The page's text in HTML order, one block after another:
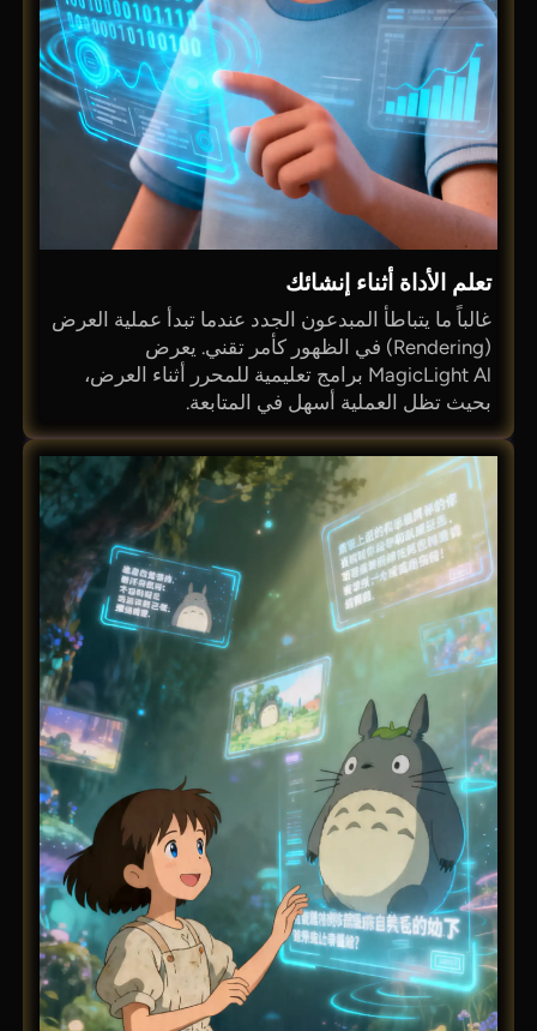
تعلم الأداة أثناء إنشائك
غالباً ما يتباطأ المبدعون الجدد عندما تبدأ عملية العرض
(Rendering) في الظهور كأمر تقني. يعرض
MagicLight Al برامج تعليمية للمحرر أثناء العرض،
بحيث تظل العملية أسهل في المتابعة.